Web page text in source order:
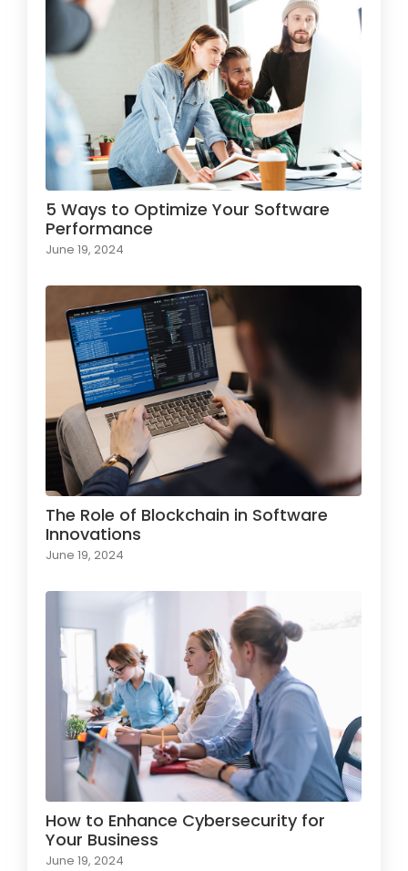
5 Ways to Optimize Your Software
Performance
June 19, 2024
The Role of Blockchain in Software
Innovations
June 19, 2024
How to Enhance Cybersecurity for
Your Business
June 19, 2024